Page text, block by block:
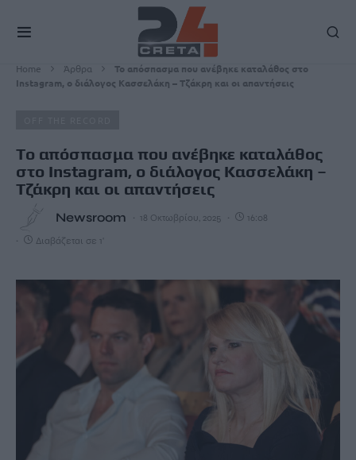
Home Άρθρα
To απόσπασμα που ανέβηκε καταλάθος στο
Instagram, ο διάλογος Κασσελάκη – Τζάκρη και οι απαντήσεις
To απόσπασμα που ανέβηκε καταλάθος
στο Instagram, ο διάλογος Κασσελάκη –
Τζάκρη και οι απαντήσεις
Newsroom 18 Οκτωβρίου, 2025 16:08
Διαβάζεται σε 1'